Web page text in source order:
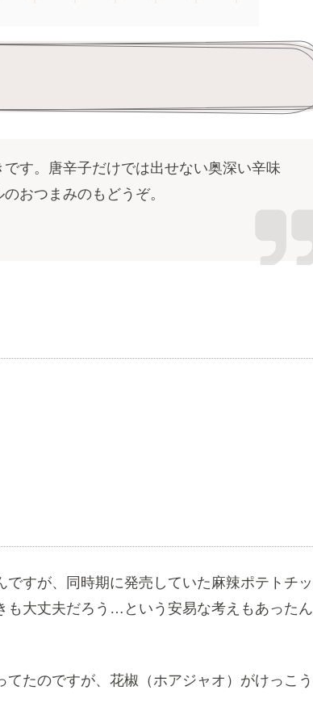
す。唐辛子だけでは出せない奥深い辛味
のおつまみのもどうぞ。
すが、同時期に発売していた麻辣ポテトチッ
も大丈夫だろう…という安易な考えもあったん
たのですが、花椒（ホアジャオ）がけっこう